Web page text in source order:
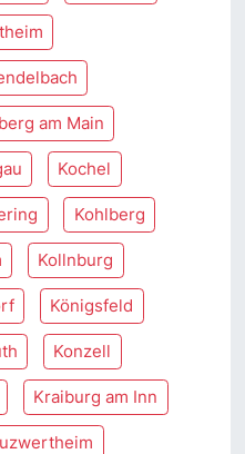
am Main
Kochel
Kohlberg
Kollnburg
Königsfeld
Konzell
Kraiburg am Inn